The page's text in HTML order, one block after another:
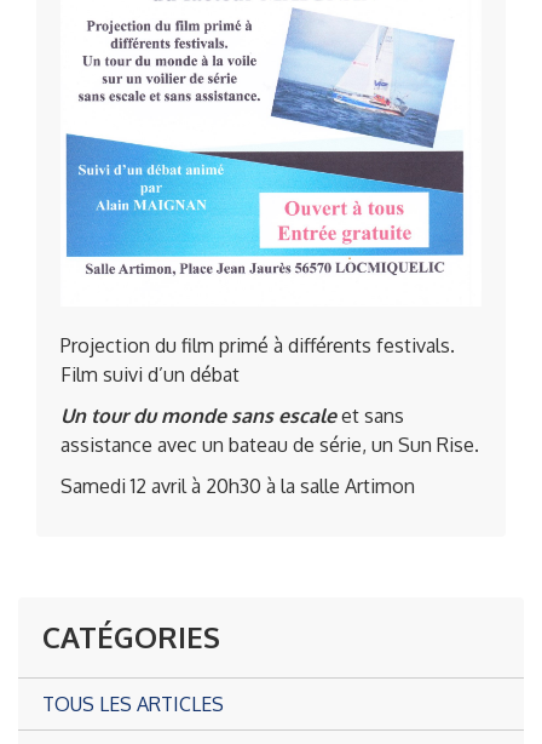
Projection du film primé à différents festivals.
Film suivi d’un débat
Un tour du monde sans escaleet sans
assistance avec un bateau de série, un Sun Rise.
Samedi 12 avril à 20h30 à la salle Artimon
CATÉGORIES
TOUS LES ARTICLES